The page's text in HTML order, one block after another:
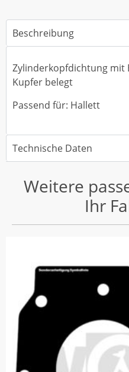
Beschreibung
Zylinderkopfdichtung mit
Kupfer belegt
Passend für: Hallett
Technische Daten
Weitere
Ihr